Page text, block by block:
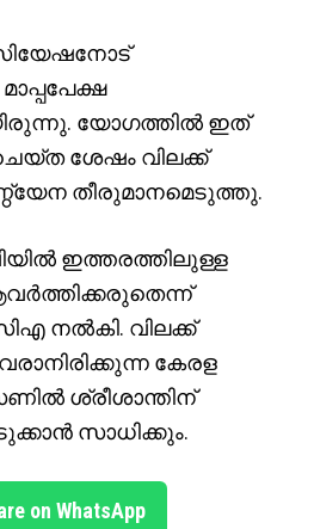
യോഗത്തിൽ ഇത്
ശേഷം വിലക്ക്
തീരുമാനമെടുത്തു.
ഇത്തരത്തിലുള്ള
നൽകി. വിലക്ക്
കേരള
ശ്രീശാന്തിന്
സാധിക്കും.
on WhatsApp